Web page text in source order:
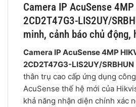
Camera IP AcuSense 4MP
2CD2T47G3-LIS2UY/
minh, cảnh báo chủ động,
Camera IP AcuSense 4MP
2CD2T47G3-LIS2UY/SRBHUN
thân trụ cao cấp ứng dụng
AcuSense thế hệ mới của
khả năng nhận diện chính xác